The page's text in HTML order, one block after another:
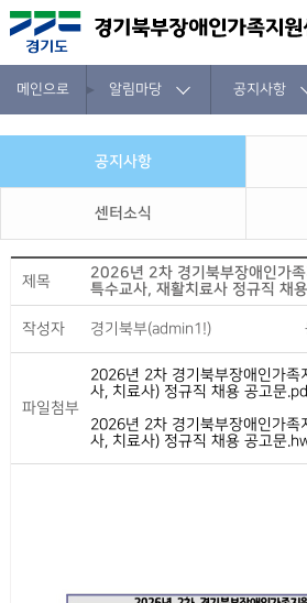
메인으로 알림마당 공지사항
공지사항
센터소식
제목
2026년 2차 경기북부장애인가
특수교사, 재활치료사 정규직 채
작성자 경기북부(admin1!)
파일첨부
2026년 2차 경기북부장애인가족
사, 치료사) 정규직 채용 공고문
2026년 2차 경기북부장애인가족
사, 치료사) 정규직 채용 공고문